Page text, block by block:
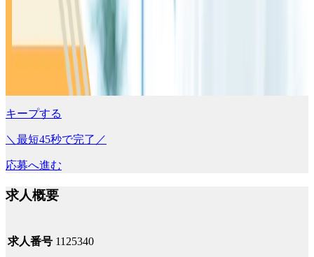
キープする
＼最短45秒で完了／
応募へ進む
求人概要
求人番号 1125340